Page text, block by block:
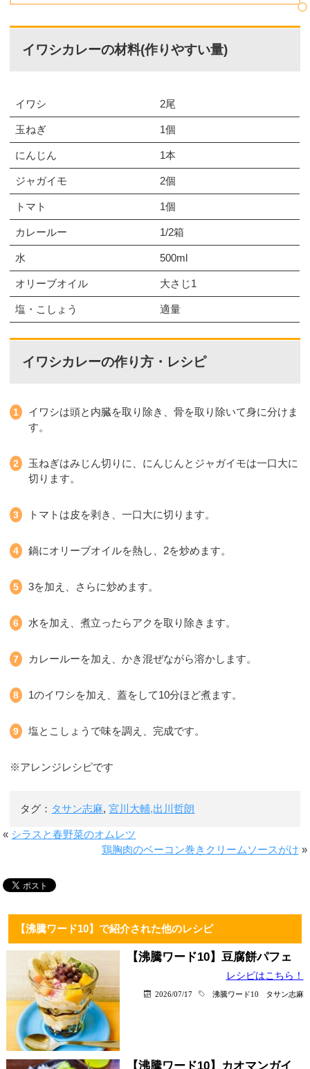
イワシカレーの材料(作りやすい量)
イワシ 2尾
玉ねぎ 1個
にんじん 1本
ジャガイモ 2個
トマト 1個
カレールー 1/2箱
水 500ml
オリーブオイル 大さじ1
塩・こしょう 適量
イワシカレーの作り方・レシピ
イワシは頭と内臓を取り除き、骨を取り除いて身に分けま
す。
玉ねぎはみじん切りに、にんじんとジャガイモは一口大に
切ります。
トマトは皮を剥き、一口大に切ります。
鍋にオリーブオイルを熱し、2を炒めます。
3を加え、さらに炒めます。
水を加え、煮立ったらアクを取り除きます。
カレールーを加え、かき混ぜながら溶かします。
1のイワシを加え、蓋をして10分ほど煮ます。
塩とこしょうで味を調え、完成です。
※アレンジレシピです
タグ： タサン志麻,宮川大輔,出川哲朗
« シラスと春野菜のオムレツ
鶏胸肉のベーコン巻きクリームソースがけ »
【沸騰ワード10】で紹介された他のレシピ
【沸騰ワード10】豆腐餅パフェ
レシピはこちら！
2026/07/17 沸騰ワード10 タサン志麻
【沸騰ワード10】カオマンガイ